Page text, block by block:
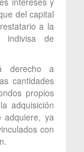
del capital
a la
indivisa de
derecho a
cantidades
propios
adquisición
adquiere, ya
con